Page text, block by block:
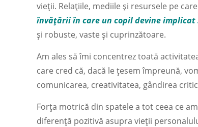
vieții. Relațiile, mediile și resursele pe
învățării în care un copil devine implicat
și robuste, vaste și cuprinzătoare.
Am ales să îmi concentrez toată
care cred că, dacă le țesem împreună,
comunicarea, creativitatea, gândirea
Forța motrică din spatele a tot ceea ce
diferență pozitivă asupra vieții